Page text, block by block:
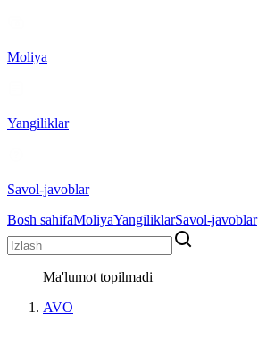
Moliya
Yangiliklar
Savol-javoblar
Bosh sahifaMoliyaYangiliklarSavol-javoblar
Ma'lumot topilmadi
AVO